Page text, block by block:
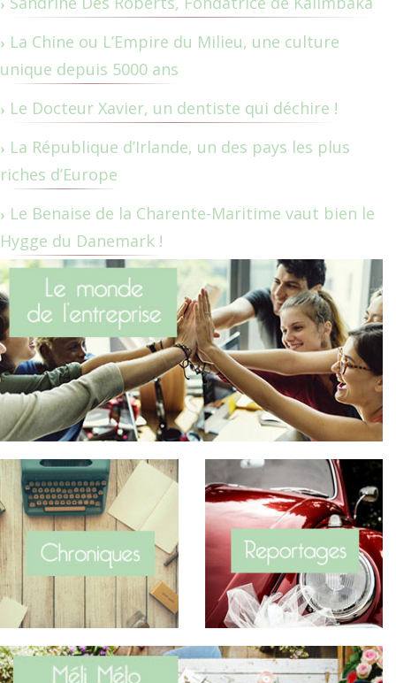
La Chine ou L’Empire du Milieu, une culture
unique depuis 5000 ans
Le Docteur Xavier, un dentiste qui déchire !
La République d’Irlande, un des pays les plus
riches d’Europe
Le Benaise de la Charente-Maritime vaut bien le
Hygge du Danemark !